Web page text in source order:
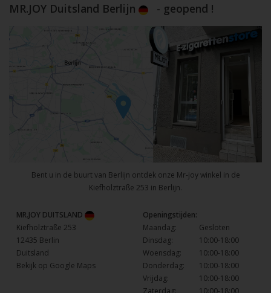
MR.JOY Duitsland Berlijn - geopend !
Bent u in de buurt van Berlijn ontdek onze Mr-joy winkel in de
Kiefholztraße 253 in Berlijn.
MR.JOY DUITSLAND
Kiefholztraße 253
12435 Berlin
Duitsland
Bekijk op Google Maps
Openingstijden:
Maandag:
Gesloten
Dinsdag:
10:00-18:00
Woensdag:
10:00-18:00
Donderdag:
10:00-18:00
Vrijdag:
10:00-18:00
Zaterdag:
10:00-18:00